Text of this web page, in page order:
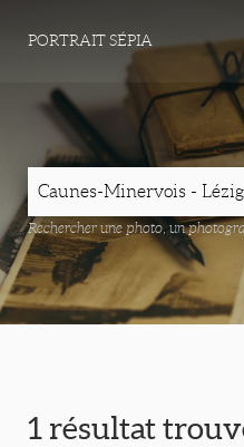
PORTRAIT SÉPIA
Rechercher une photo, un
1 résultat